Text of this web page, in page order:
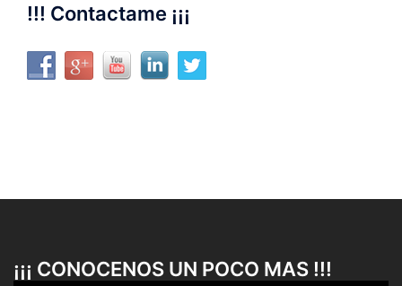
!!! Contactame ¡¡¡
¡¡¡ CONOCENOS UN POCO MAS !!!